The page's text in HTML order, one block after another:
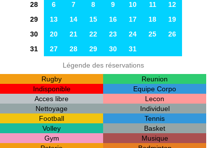
28
6 7 8 9 10 11
12
29
13 14 15 16 17 18
19
30
20 21 22 23 24 25
26
31
27 28 29 30 31
Légende des réservations
Rugby
Reunion
Indisponible
Equipe Corpo
Acces libre
Lecon
Nettoyage
Individuel
Football
Tennis
Volley
Basket
Gym
Musique